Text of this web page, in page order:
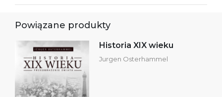
Powiązane produkty
Historia XIX wieku
Jurgen Osterhammel